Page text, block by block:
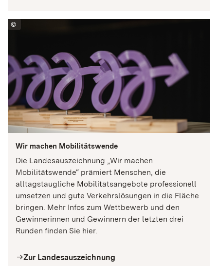
©
Wir machen Mobilitätswende
Die Landesauszeichnung „Wir machen
Mobilitätswende“ prämiert Menschen, die
alltagstaugliche Mobilitätsangebote professionell
umsetzen und gute Verkehrslösungen in die Fläche
bringen. Mehr Infos zum Wettbewerb und den
Gewinnerinnen und Gewinnern der letzten drei
Runden finden Sie hier.
arrow_rightZur Landesauszeichnung
Cookie Laufzeit:
YouTube
Name:
__Secure-1PAPISID, __Secure-1PSID, __Secure-
1PSIDCC, __Secure-1PSIDTS, __Secure-
3PAPISID, __Secure-3PSID, __Secure-3PSIDCC,
__Secure-3PSIDTS, APISID, HSID, SAPISID, SID,
SIDCC, SSID, AEC, NID, OTZ,
Anbieter:
Google Ireland Limited
Zweck:
Wird verwendet, um YouTube-Videos auf der
Website anzuzeigen und mit der Videoplattform zu
interagieren. Dabei werden personenbezogene
Daten durch YouTube verarbeitet.
Variiert je nach Cookie (Session bis zu 2 Jahre)